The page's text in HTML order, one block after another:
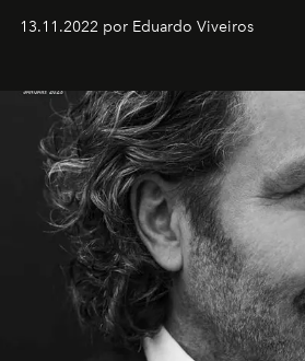
13.11.2022 por Eduardo Viveiros